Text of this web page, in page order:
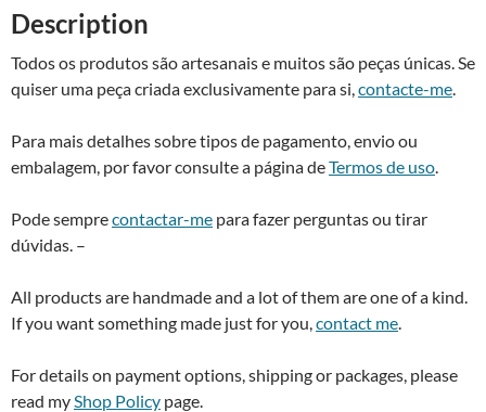
bow
quantity
e
:
Description
Todos os produtos são artesanais e muitos são peças únicas. Se
quiser uma peça criada exclusivamente para si, contacte-me
Para mais detalhes sobre tipos de pagamento, envio ou
embalagem, por favor consulte a página deTermos de uso
Pode semprecontactar-me para fazer perguntas ou tirar
dúvidas. –
All products are handmade and a lot of them are one of a kind.
If you want something made just for you, contact me
For details on payment options, shipping or packages, please
read my Shop Policy page.